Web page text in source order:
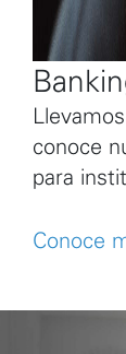
conoce
para
Conoce